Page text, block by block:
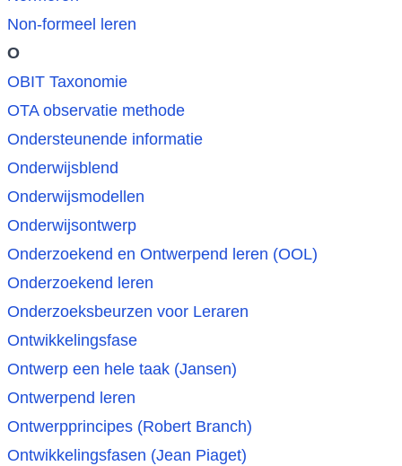
Non-formeel leren
O
OBIT Taxonomie
OTA observatie methode
Ondersteunende informatie
Onderwijsblend
Onderwijsmodellen
Onderwijsontwerp
Onderzoekend en Ontwerpend leren (OOL)
Onderzoekend leren
Onderzoeksbeurzen voor Leraren
Ontwikkelingsfase
Ontwerp een hele taak (Jansen)
Ontwerpend leren
Ontwerpprincipes (Robert Branch)
Ontwikkelingsfasen (Jean Piaget)